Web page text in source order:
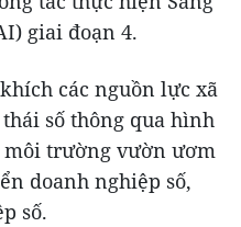
giai đoạn 4.
các nguồn lực xã
số thông qua hình
môi trường vườn ươm
doanh nghiệp số,
số.